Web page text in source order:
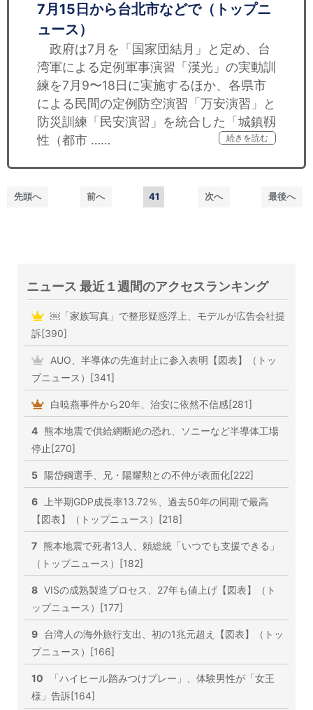
7月15日から台北市などで（トップニ
ュース）
政府は7月を「国家団結月」と定め、台
湾軍による定例軍事演習「漢光」の実動訓
練を7月9〜18日に実施するほか、各県市
による民間の定例防空演習「万安演習」と
防災訓練「民安演習」を統合した「城鎮靱
性（都市 ……
続きを読む
先頭へ 前へ 41 次へ 最後へ
ニュース 最近１週間のアクセスランキング
￼「家族写真」で整形疑惑浮上、モデルが広告会社提
訴[390]
AUO、半導体の先進封止に参入表明【図表】（トッ
プニュース）[341]
白暁燕事件から20年、治安に依然不信感[281]
4 熊本地震で供給網断絶の恐れ、ソニーなど半導体工場
停止[270]
5 陽岱鋼選手、兄・陽耀勲との不仲が表面化[222]
6
上半期GDP成長率13.72％、過去50年の同期で最高
【図表】（トップニュース）[218]
7 熊本地震で死者13人、頼総統「いつでも支援できる」
（トップニュース）[182]
8 VISの成熟製造プロセス、27年も値上げ【図表】（ト
ップニュース）[177]
9 台湾人の海外旅行支出、初の1兆元超え【図表】（トッ
プニュース）[166]
10
「ハイヒール踏みつけプレー」、体験男性が「女王
様」告訴[164]